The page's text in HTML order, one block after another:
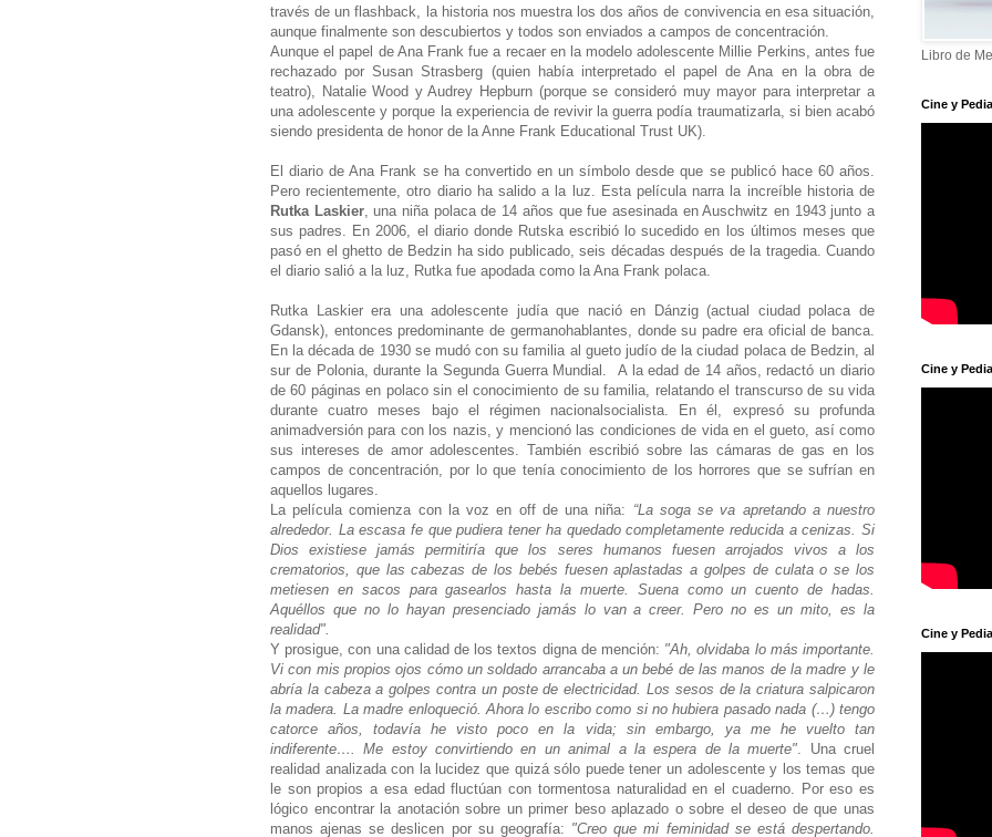
través de un flashback, la historia nos muestra los dos años de convivencia en esa situación,
aunque finalmente son descubiertos y todos son enviados a campos de concentración.
Aunque el papel de Ana Frank fue a recaer en la modelo adolescente Millie Perkins, antes fue
rechazado por Susan Strasberg (quien había interpretado el papel de Ana en la obra de
teatro), Natalie Wood y Audrey Hepburn (porque se consideró muy mayor para interpretar a
una adolescente y porque la experiencia de revivir la guerra podía traumatizarla, si bien acabó
siendo presidenta de honor de la Anne Frank Educational Trust UK).
El diario de Ana Frank se ha convertido en un símbolo desde que se publicó hace 60 años.
Pero recientemente, otro diario ha salido a la luz. Esta película narra la increíble historia de
Rutka Laskier, una niña polaca de 14 años que fue asesinada en Auschwitz en 1943 junto a
sus padres. En 2006, el diario donde Rutska escribió lo sucedido en los últimos meses que
pasó en el ghetto de Bedzin ha sido publicado, seis décadas después de la tragedia. Cuando
el diario salió a la luz, Rutka fue apodada como la Ana Frank polaca.
Rutka Laskier era una adolescente judía que nació en Dánzig (actual ciudad polaca de
Gdansk), entonces predominante de germanohablantes, donde su padre era oficial de banca.
En la década de 1930 se mudó con su familia al gueto judío de la ciudad polaca de Bedzin, al
sur de Polonia, durante la Segunda Guerra Mundial. A la edad de 14 años, redactó un diario
de 60 páginas en polaco sin el conocimiento de su familia, relatando el transcurso de su vida
durante cuatro meses bajo el régimen nacionalsocialista. En él, expresó su profunda
animadversión para con los nazis, y mencionó las condiciones de vida en el gueto, así como
sus intereses de amor adolescentes. También escribió sobre las cámaras de gas en los
campos de concentración, por lo que tenía conocimiento de los horrores que se sufrían en
aquellos lugares.
La película comienza con la voz en off de una niña: “La soga se va apretando a nuestro
alrededor. La escasa fe que pudiera tener ha quedado completamente reducida a cenizas. Si
Dios existiese jamás permitiría que los seres humanos fuesen arrojados vivos a los
crematorios, que las cabezas de los bebés fuesen aplastadas a golpes de culata o se los
metiesen en sacos para gasearlos hasta la muerte. Suena como un cuento de hadas.
Aquéllos que no lo hayan presenciado jamás lo van a creer. Pero no es un mito, es la
realidad".
Y prosigue, con una calidad de los textos digna de mención: "Ah, olvidaba lo más importante.
Vi con mis propios ojos cómo un soldado arrancaba a un bebé de las manos de la madre y le
abría la cabeza a golpes contra un poste de electricidad. Los sesos de la criatura salpicaron
la madera. La madre enloqueció. Ahora lo escribo como si no hubiera pasado nada (…) tengo
catorce años, todavía he visto poco en la vida; sin embargo, ya me he vuelto tan
indiferente…. Me estoy convirtiendo en un animal a la espera de la muerte" . Una cruel
realidad analizada con la lucidez que quizá sólo puede tener un adolescente y los temas que
le son propios a esa edad fluctúan con tormentosa naturalidad en el cuaderno. Por eso es
lógico encontrar la anotación sobre un primer beso aplazado o sobre el deseo de que unas
manos ajenas se deslicen por su geografía: "Creo que mi feminidad se está despertando.
Libro de
Cine y
Cine y
Cine y